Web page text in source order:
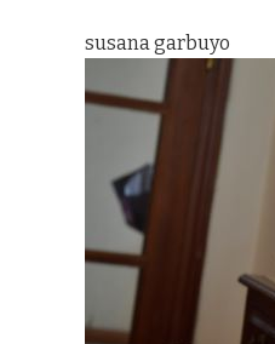
susana garbuyo